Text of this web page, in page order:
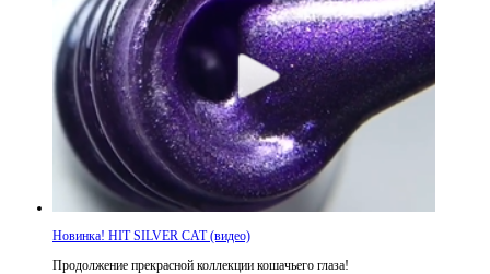
Новинка! HIT SILVER CAT (видео)
Продолжение прекрасной коллекции кошачьего глаза!